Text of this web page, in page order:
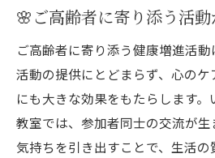
🌸ご高齢者に寄り添う活
ご高齢者に寄り添う健康増進活
活動の提供にとどまらず、心の
にも大きな効果をもたらします
教室では、参加者同士の交流が
気持ちを引き出すことで、生活の